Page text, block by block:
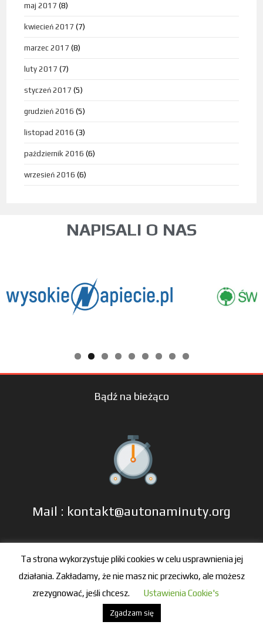
maj 2017 (8)
kwiecień 2017 (7)
marzec 2017 (8)
luty 2017 (7)
styczeń 2017 (5)
grudzień 2016 (5)
listopad 2016 (3)
październik 2016 (6)
wrzesień 2016 (6)
NAPISALI O NAS
Bądź na bieżąco
Mail : kontakt@autonaminuty.org
tel: +48 606 666 993
© 2016-2021 by autonaminuty.org
Ta strona wykorzystuje pliki cookies w celu usprawnienia jej
działania. Zakładamy, że nie masz nic przeciwko, ale możesz
zrezygnować, jeśli chcesz.
Ustawienia Cookie's
Zgadzam się